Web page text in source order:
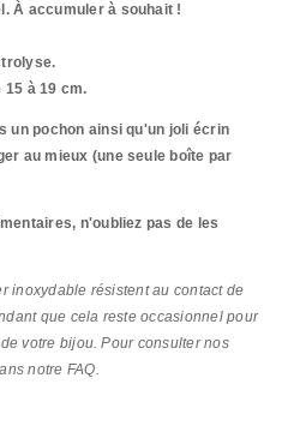
À accumuler à souhait !
à 19 cm.
un pochon ainsi qu'un joli écrin
au mieux (une seule boîte par
n'oubliez pas de les
inoxydable résistent au contact de
que cela reste occasionnel pour
votre bijou. Pour consulter nos
notre FAQ.